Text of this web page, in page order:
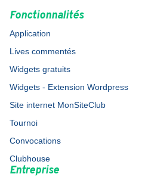
Fonctionnalités
Application
Lives commentés
Widgets gratuits
Widgets - Extension Wordpress
Site internet MonSiteClub
Tournoi
Convocations
Clubhouse
Entreprise